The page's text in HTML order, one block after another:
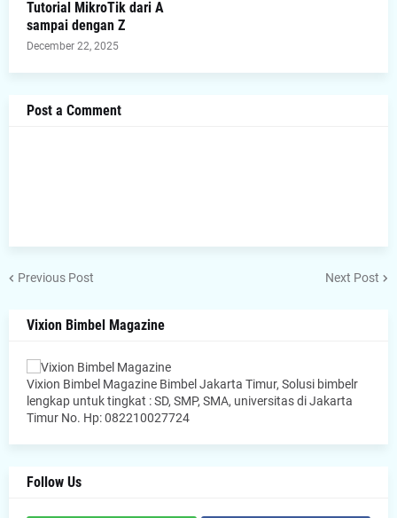
Tutorial MikroTik dari A
sampai dengan Z
December 22, 2025
Post a Comment
Previous Post Next Post
Vixion Bimbel Magazine
Vixion Bimbel Magazine Bimbel Jakarta Timur, Solusi bimbelr
lengkap untuk tingkat : SD, SMP, SMA, universitas di Jakarta
Timur No. Hp: 082210027724
Follow Us